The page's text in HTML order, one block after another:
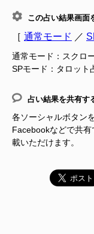
この占い結果画面
［ 通常モード ／
通常モード：スクロ
SPモード：タロット
占い結果を共有す
各ソーシャルボタン
Facebookなどで共
載いただけます。